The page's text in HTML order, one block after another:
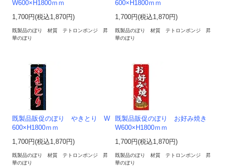
W600×H1800ｍｍ
1,700円(税込1,870円)
既製品のぼり 材質 テトロンポンジ 昇
華のぼり
600×H1800ｍｍ
1,700円(税込1,870円)
既製品のぼり 材質 テトロンポンジ 昇
華のぼり
既製品販促のぼり やきとり W
600×H1800ｍｍ
1,700円(税込1,870円)
既製品のぼり 材質 テトロンポンジ 昇
華のぼり
既製品販促のぼり お好み焼き
W600×H1800ｍｍ
1,700円(税込1,870円)
既製品のぼり 材質 テトロンポンジ 昇
華のぼり